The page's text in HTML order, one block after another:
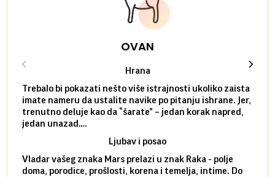
OVAN
Hrana
Trebalo bi pokazati nešto više istrajnosti ukoliko zaista
imate nameru da ustalite navike po pitanju ishrane. Jer,
trenutno deluje kao da “šarate” – jedan korak napred,
jedan unazad….
Ljubav i posao
Vladar vašeg znaka Mars prelazi u znak Raka - polje
doma, porodice, prošlosti, korena i temelja, intime. Do